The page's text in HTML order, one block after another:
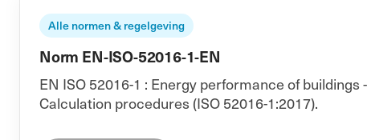
Alle normen & regelgeving
Norm EN-ISO-52016-1-EN
EN ISO 52016-1 : Energy performance of
Calculation procedures (ISO 52016-1:2017).